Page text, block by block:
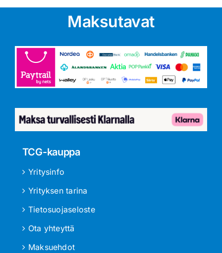
Maksutavat
TCG-kauppa
Yritysinfo
Yrityksen tarina
Tietosuojaseloste
Ota yhteyttä
Maksuehdot